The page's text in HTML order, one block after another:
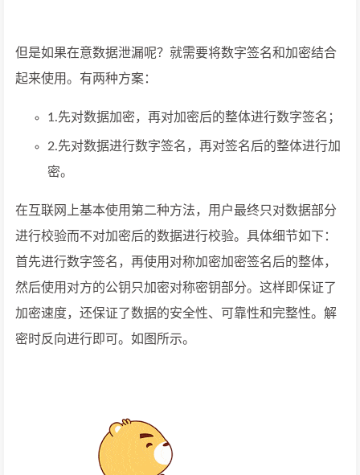
但是如果在意数据泄漏呢？就需要将数字签名和加密结合
起来使用。有两种方案：
1.先对数据加密，再对加密后的整体进行数字签名；
2.先对数据进行数字签名，再对签名后的整体进行加
密。
在互联网上基本使用第二种方法，用户最终只对数据部分
进行校验而不对加密后的数据进行校验。具体细节如下：
首先进行数字签名，再使用对称加密加密签名后的整体，
然后使用对方的公钥只加密对称密钥部分。这样即保证了
加密速度，还保证了数据的安全性、可靠性和完整性。解
密时反向进行即可。如图所示。